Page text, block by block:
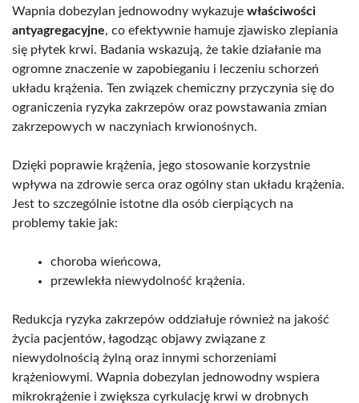
Wapnia dobezylan jednowodny wykazuje właściwości
antyagregacyjne, co efektywnie hamuje zjawisko zlepiania
się płytek krwi. Badania wskazują, że takie działanie ma
ogromne znaczenie w zapobieganiu i leczeniu schorzeń
układu krążenia. Ten związek chemiczny przyczynia się do
ograniczenia ryzyka zakrzepów oraz powstawania zmian
zakrzepowych w naczyniach krwionośnych.
Dzięki poprawie krążenia, jego stosowanie korzystnie
wpływa na zdrowie serca oraz ogólny stan układu krążenia.
Jest to szczególnie istotne dla osób cierpiących na
problemy takie jak:
choroba wieńcowa,
przewlekła niewydolność krążenia.
Redukcja ryzyka zakrzepów oddziałuje również na jakość
życia pacjentów, łagodząc objawy związane z
niewydolnością żylną oraz innymi schorzeniami
krążeniowymi. Wapnia dobezylan jednowodny wspiera
mikrokrążenie i zwiększa cyrkulację krwi w drobnych